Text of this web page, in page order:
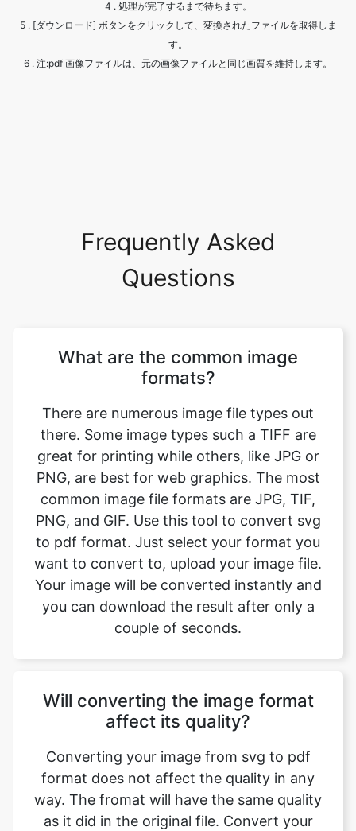
What are the common image
There are numerous image file types out
there. Some image types such a TIFF are
PNG, are best for web graphics. The most
common image file formats are JPG, TIF,
PNG, and GIF. Use this tool to convert svg
to pdf format. Just select your format you
want to convert to, upload your image file.
Your image will be converted instantly and
you can download the result after only a
couple of seconds.
Will converting the image format
Converting your image from svg to pdf
format does not affect the quality in any
way. The fromat will have the same quality
as it did in the original file. Convert your
images with perfect quality, size, and
compression. Our online image converter
tool has this as one of its key features. We